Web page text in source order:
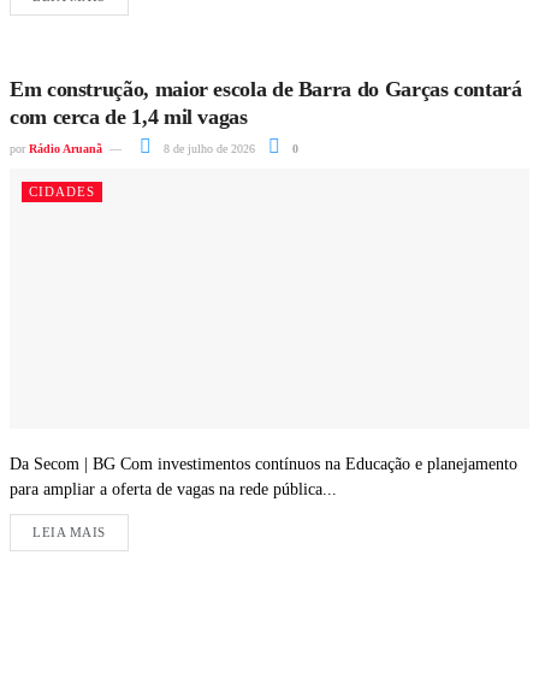
Em construção, maior escola de Barra do Garças contará
com cerca de 1,4 mil vagas
por Rádio Aruanã 8 de julho de 2026 0
CIDADES
Da Secom | BG Com investimentos contínuos na Educação e planejamento
para ampliar a oferta de vagas na rede pública...
LEIA MAIS